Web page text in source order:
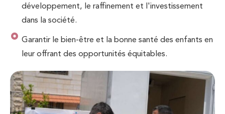
développement, le raffinement et l'investissement
dans la société.
Garantir le bien-être et la bonne santé des enfants en
leur offrant des opportunités équitables.